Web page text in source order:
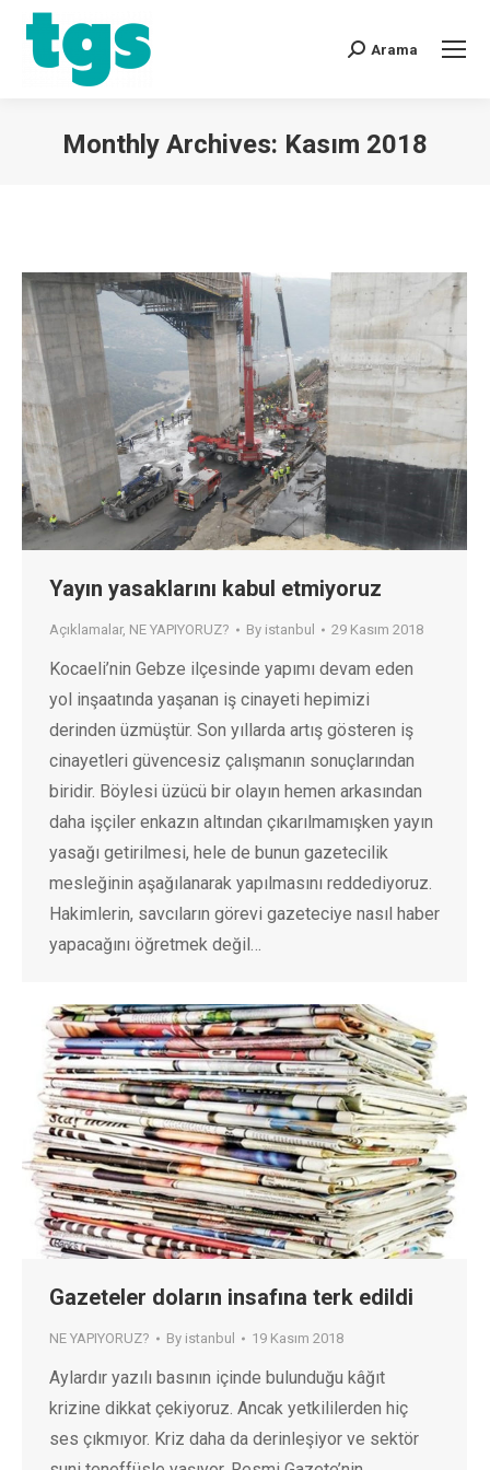
Arama
Monthly Archives: Kasım 2018
Yayın yasaklarını kabul etmiyoruz
Açıklamalar, NE YAPIYORUZ? By istanbul 29 Kasım 2018
Kocaeli’nin Gebze ilçesinde yapımı devam eden
yol inşaatında yaşanan iş cinayeti hepimizi
derinden üzmüştür. Son yıllarda artış gösteren iş
cinayetleri güvencesiz çalışmanın sonuçlarından
biridir. Böylesi üzücü bir olayın hemen arkasından
daha işçiler enkazın altından çıkarılmamışken yayın
yasağı getirilmesi, hele de bunun gazetecilik
mesleğinin aşağılanarak yapılmasını reddediyoruz.
Hakimlerin, savcıların görevi gazeteciye nasıl haber
yapacağını öğretmek değil…
Gazeteler doların insafına terk edildi
NE YAPIYORUZ? By istanbul 19 Kasım 2018
Aylardır yazılı basının içinde bulunduğu kâğıt
krizine dikkat çekiyoruz. Ancak yetkililerden hiç
ses çıkmıyor. Kriz daha da derinleşiyor ve sektör